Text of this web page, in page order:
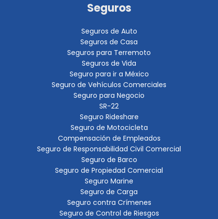
Seguros
Seguros de Auto
Seguros de Casa
Seguros para Terremoto
Seguros de Vida
Seguro para ir a México
Seguro de Vehículos Comerciales
Seguro para Negocio
SR-22
Seguro Rideshare
Seguro de Motocicleta
Compensación de Empleados
Seguro de Responsabilidad Civil Comercial
Seguro de Barco
Seguro de Propiedad Comercial
Seguro Marine
Seguro de Carga
Seguro contra Crímenes
Seguro de Control de Riesgos